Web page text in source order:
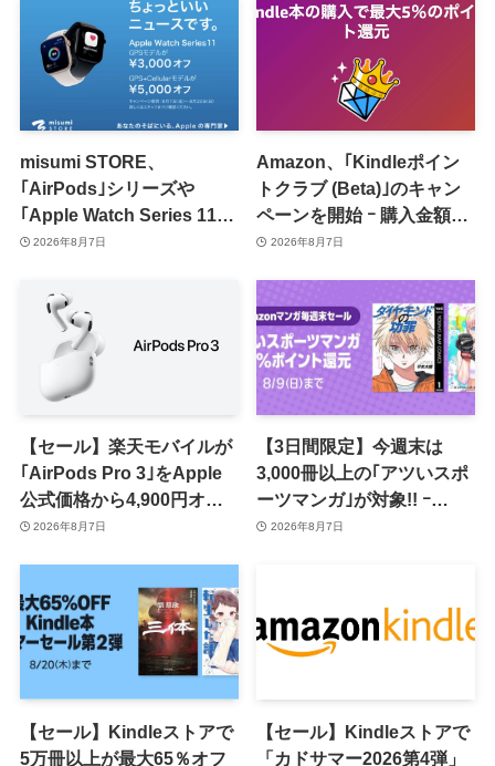
misumi STORE、
｢AirPods｣シリーズや
｢Apple Watch Series 11｣
のセールを開催中
2026年8月7日
Amazon、｢Kindleポイン
トクラブ (Beta)｣のキャン
ペーンを開始 ｰ 購入金額に
応じて来月のポイント還元
2026年8月7日
【セール】楽天モバイルが
｢AirPods Pro 3｣をApple
公式価格から4,900円オフ
で販売中
2026年8月7日
【3日間限定】今週末は
3,000冊以上の｢アツいスポ
ーツマンガ｣が対象!! ｰ
｢Amazonマンガ毎週末セ
2026年8月7日
【セール】Kindleストアで
5万冊以上が最大65％オフ
【セール】Kindleストアで
「カドサマー2026第4弾」